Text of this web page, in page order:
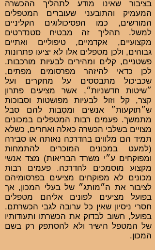
בציבור שאינו מודע לתהליך ההכשרה
המעמיק והתובעני שעוברים המטפלים
המורשים, כמו הפסיכולוגים הקליניים
למשל. תהליך זה מבטיח סטנדרטים
מקצועיים, אקדמיים, טיפוליים ואתיים
גבוהים, ולכן מטפלים אלו לא יציעו פתרונות
פשטניים, קלים ומהירים לבעיות מורכבות.
לכן כדאי להיזהר מפרסומים מפתים,
שכביכול מתבססים על מחקרים ועל
״שיטות חדשניות״, אשר מציעים פתרון
קצר, קל וזול לבעיות מפושטות וסבוכות
ש״תוקעות״ אנשים ומסֵבות להם סבל
מתמשך. פעמים רבות המטפלים במכונים
מצויים בשלבי הכשרה כאלה ואחרים, כשלא
תמיד הם מלווים בהדרכה נאותה או סבירה
(למעט במכונים המוכרים להתמחות
ומפוקחים ע״י משרד הבריאות) מצד אנשי
מקצוע מוסמכים להדרכה. פעמים רבות
מכונים לא מפוקחים מציעים בפרסומיהם
לציבור את ה״מותג״ של בעלי המכון, אך
בפועל מציעים לפונים אליהם מטפלים
חסרי ניסיון שאין כל ערובה לגבי הכשרתם.
בפועל, חשוב לבדוק את הכשרתו ותעודותיו
של המטפל הישיר ולא להסתפק רק בשם
המכון.